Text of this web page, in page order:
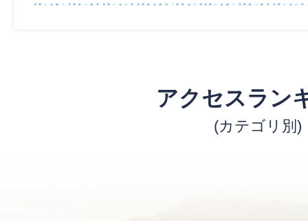
アクセスラン
(カテゴリ別)